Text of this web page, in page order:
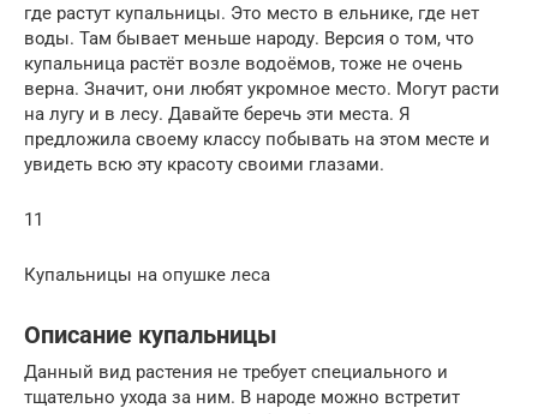
где растут купальницы. Это место в ельнике, где нет
воды. Там бывает меньше народу. Версия о том, что
купальница растёт возле водоёмов, тоже не очень
верна. Значит, они любят укромное место. Могут расти
на лугу и в лесу. Давайте беречь эти места. Я
предложила своему классу побывать на этом месте и
увидеть всю эту красоту своими глазами.
11
Купальницы на опушке леса
Описание купальницы
Данный вид растения не требует специального и
тщательно ухода за ним. В народе можно встретит